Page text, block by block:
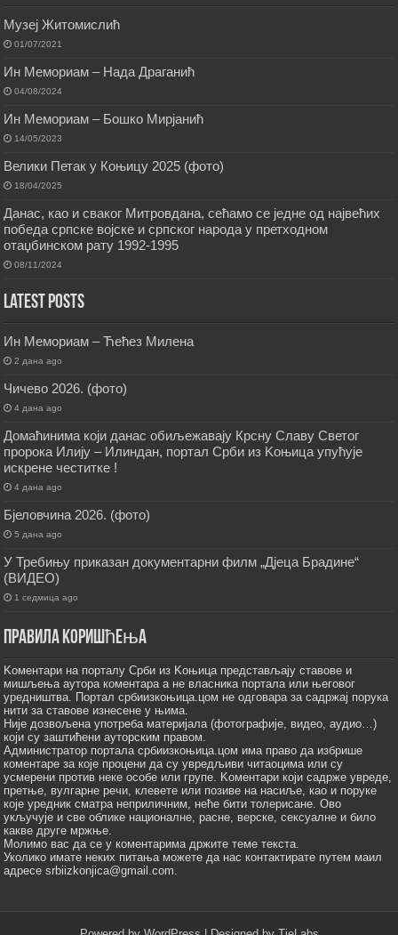
Музеј Житомислић
01/07/2021
Ин Мемориам – Нада Драганић
04/08/2024
Ин Мемориам – Бошко Мирјанић
14/05/2023
Велики Петак у Коњицу 2025 (фото)
18/04/2025
Данас, као и сваког Митровдана, сећамо се једне од највећих
победа српске војске и српског народа у претходном
отаџбинском рату 1992-1995
08/11/2024
Latest Posts
Ин Мемориам – Ћећез Милена
2 дана ago
Чичево 2026. (фото)
4 дана ago
Домаћинима који данас обиљежавају Крсну Славу Светог
пророка Илију – Илиндан, портал Срби из Kоњица упућује
искрене честитке !
4 дана ago
Бјеловчина 2026. (фото)
5 дана ago
У Требињу приказан документарни филм „Дјеца Брадине“
(ВИДЕО)
1 седмица ago
Правила коришћења
Kоментари на порталу Срби из Kоњица представљају ставове и
мишљења аутора коментара а не власника портала или његовог
уредништва. Портал србиизкоњица.цом не одговара за садржај порука
нити за ставове изнесене у њима.
Није дозвољена употреба материјала (фотографије, видео, аудио…)
који су заштићени ауторским правом.
Администратор портала србиизкоњица.цом има право да избрише
коментаре за које процени да су увредљиви читаоцима или су
усмерени против неке особе или групе. Kоментари који садрже увреде,
претње, вулгарне речи, клевете или позиве на насиље, као и поруке
које уредник сматра неприличним, неће бити толерисане. Ово
укључује и све облике националне, расне, верске, сексуалне и било
какве друге мржње.
Молимо вас да се у коментарима држите теме текста.
Уколико имате неких питања можете да нас контактирате путем маил
адресе srbiizkonjica@gmail.com.